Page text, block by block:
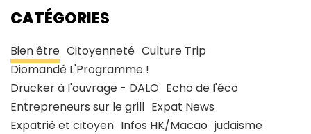
CATÉGORIES
Bien être Citoyenneté Culture Trip
Diomandé L'Programme !
Drucker à l'ouvrage - DALO Echo de l'éco
Entrepreneurs sur le grill Expat News
Expatrié et citoyen Infos HK/Macao judaisme